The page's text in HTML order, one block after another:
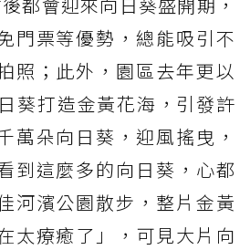
門票等優勢，總能吸引不
照；此外，園區去年更以
葵打造金黃花海，引發許
萬朵向日葵，迎風搖曳，
到這麼多的向日葵，心都
河濱公園散步，整片金黃
太療癒了」，可見大片向